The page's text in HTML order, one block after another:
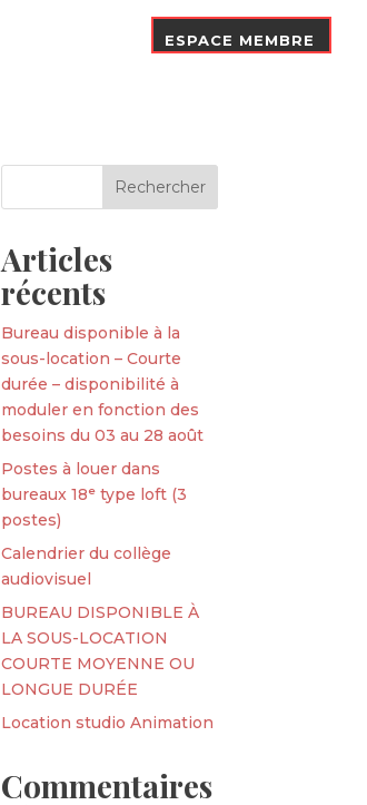
ESPACE MEMBRE
Articles
récents
Bureau disponible à la
sous-location – Courte
durée – disponibilité à
moduler en fonction des
besoins du 03 au 28 août
Postes à louer dans
bureaux 18ᵉ type loft (3
postes)
Calendrier du collège
audiovisuel
BUREAU DISPONIBLE À
LA SOUS-LOCATION
COURTE MOYENNE OU
LONGUE DURÉE
Location studio Animation
Commentaires